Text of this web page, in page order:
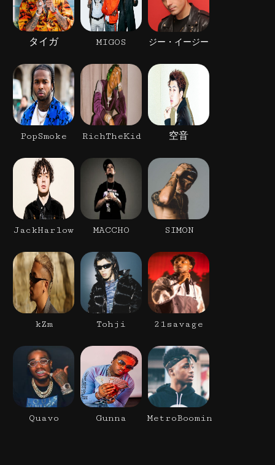
タイガ MIGOS ジー・イージー
PopSmoke RichTheKid 空音
JackHarlow MACCHO SIMON
kZm Tohji 21savage
Quavo Gunna MetroBoomin